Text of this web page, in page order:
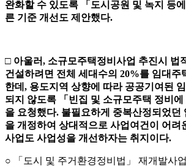
완화할 수 있도록
「 도시공원 및 녹지 등
른 기준 개선도 제안했다.
□ 아울러, 소규모주택정비사업 추진시 법
건설하려면 전체 세대수의 20%를 임대주
한데 , 용도지역 상향에
따라 공공기여된
되지 않도록
「 빈집 및 소규모주택 정비에
을 요청했다. 불필요하게 중복산정되었던
을 개정하여 상대적으로 사업여건이 어려
사업도 사업성을 개선하자는 취지이다.
○ 「도시 및 주거환경정비법」 재개발사